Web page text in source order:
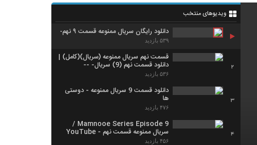
ویدیوهای منتخب
دانلود رایگان سریال ممنوعه قسمت ۹ نهم-
۵۳۹ بازدید
2
قسمت نهم سریال ممنوعه (سریال)(کامل) |
دانلود قسمت نهم (9) سریال- --
۵۳۶ بازدید
3
دانلود قسمت 9 سریال ممنوعه - دوستی
ها
۴۷۶ بازدید
4
Mamnooe Series Episode 9 /
سریال ممنوعه قسمت نهم - YouTube
۴۵۶ بازدید